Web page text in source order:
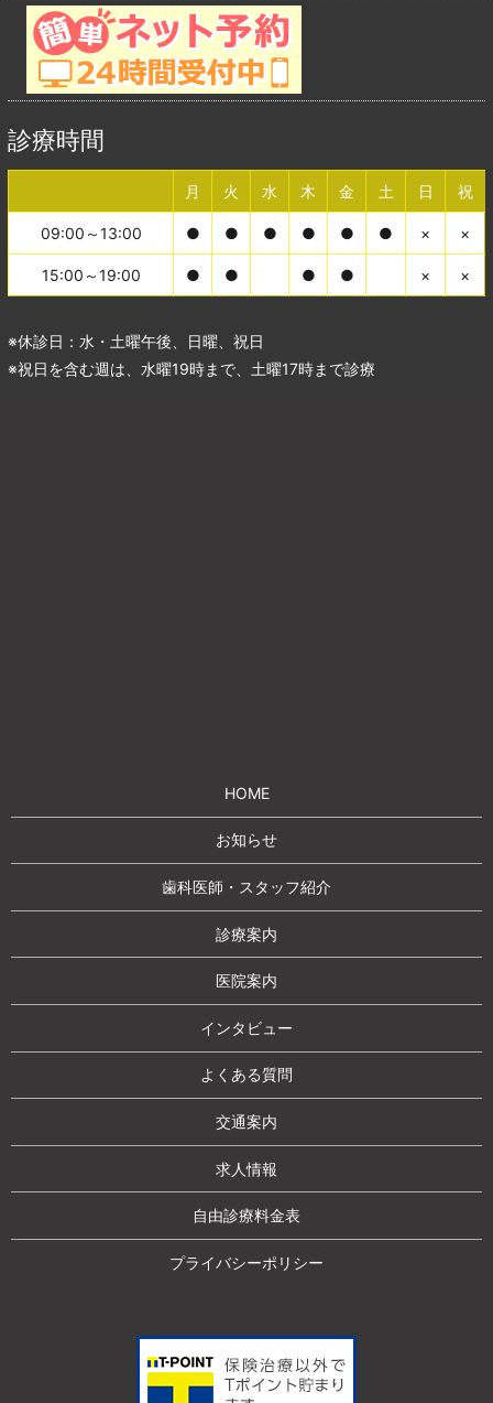
診療時間
月 火 水 木 金 土 日 祝
09:00～13:00 ● ● ● ● ● ● × ×
15:00～19:00 ● ● ● ● × ×
※休診日：水・土曜午後、日曜、祝日
※祝日を含む週は、水曜19時まで、土曜17時まで診療
HOME
お知らせ
歯科医師・スタッフ紹介
診療案内
医院案内
インタビュー
よくある質問
交通案内
求人情報
自由診療料金表
プライバシーポリシー